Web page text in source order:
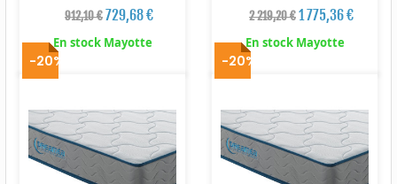
912,10 €729,68 €
En stock Mayotte
2 219,20 €1 775,36 €
En stock Mayotte
-20% -20%